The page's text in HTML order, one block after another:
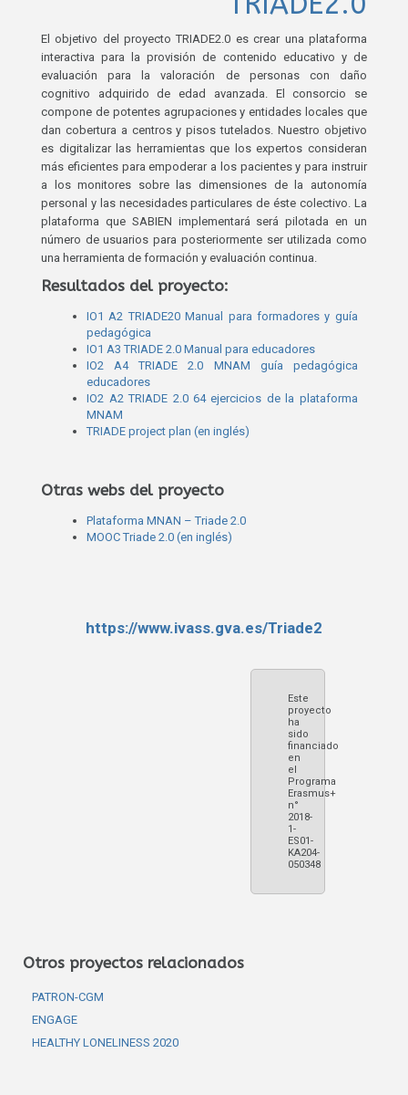
El objetivo del proyecto TRIADE2.0 es crear una plataforma
interactiva para la provisión de contenido educativo y de
evaluación para la valoración de personas con daño
cognitivo adquirido de edad avanzada. El consorcio se
compone de potentes agrupaciones y entidades locales que
dan cobertura a centros y pisos tutelados. Nuestro objetivo
es digitalizar las herramientas que los expertos consideran
más eficientes para empoderar a los pacientes y para instruir
a los monitores sobre las dimensiones de la autonomía
personal y las necesidades particulares de éste colectivo. La
plataforma que SABIEN implementará será pilotada en un
número de usuarios para posteriormente ser utilizada como
una herramienta de formación y evaluación continua.
Resultados del proyecto:
IO1 A2 TRIADE20 Manual para formadores y guía
pedagógica
IO1 A3 TRIADE 2.0 Manual para educadores
IO2 A4 TRIADE 2.0 MNAM guía pedagógica
educadores
IO2 A2 TRIADE 2.0 64 ejercicios de la plataforma
MNAM
TRIADE project plan (en inglés)
Otras webs del proyecto
Plataforma MNAN – Triade 2.0
MOOC Triade 2.0 (en inglés)
https://www.ivass.gva.es/Triade2
Este
proyecto
ha
sido
financiado
en
el
Programa
Erasmus+
n°
2018-
1-
ES01-
KA204-
050348
Otros proyectos relacionados
PATRON-CGM
ENGAGE
HEALTHY LONELINESS 2020